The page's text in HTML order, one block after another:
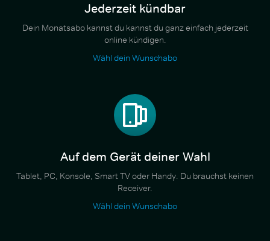
Jederzeit kündbar
Dein Monatsabo kannst du kannst du ganz einfach jederzeit
online kündigen.
Wähl dein Wunschabo
Auf dem Gerät deiner Wahl
Tablet, PC, Konsole, Smart TV oder Handy. Du brauchst keinen
Receiver.
Wähl dein Wunschabo